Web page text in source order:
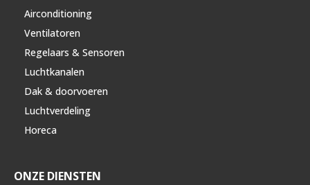
Airconditioning
Ventilatoren
Regelaars & Sensoren
Luchtkanalen
Dak & doorvoeren
Luchtverdeling
Horeca
ONZE DIENSTEN